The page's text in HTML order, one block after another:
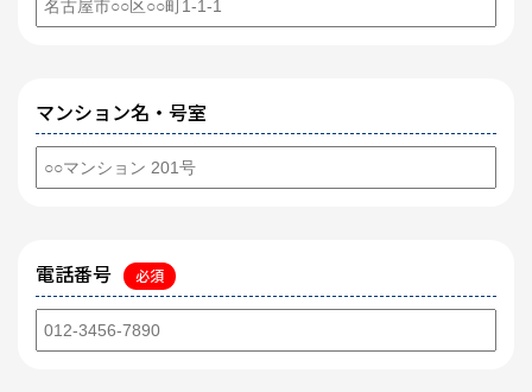
マンション名・号室
電話番号 必須